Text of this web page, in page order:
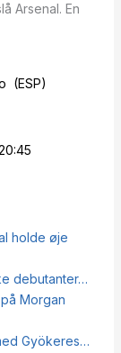
Arsenal. En
(ESP)
holde øje
debutanter…
Morgan
Gyökeres…